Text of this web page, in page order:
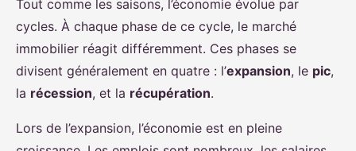
Tout comme les saisons, l’économie évolue par
cycles. À chaque phase de ce cycle, le marché
immobilier réagit différemment. Ces phases se
divisent généralement en quatre : l’expansion, le pic,
la récession, et la récupération.
Lors de l’expansion, l’économie est en pleine